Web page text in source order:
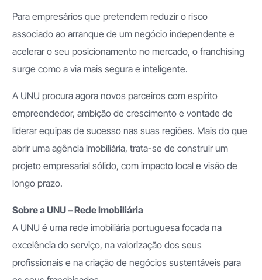
Para empresários que pretendem reduzir o risco
associado ao arranque de um negócio independente e
acelerar o seu posicionamento no mercado, o franchising
surge como a via mais segura e inteligente.
A UNU procura agora novos parceiros com espírito
empreendedor, ambição de crescimento e vontade de
liderar equipas de sucesso nas suas regiões. Mais do que
abrir uma agência imobiliária, trata-se de construir um
projeto empresarial sólido, com impacto local e visão de
longo prazo.
Sobre a UNU – Rede Imobiliária
A UNU é uma rede imobiliária portuguesa focada na
excelência do serviço, na valorização dos seus
profissionais e na criação de negócios sustentáveis para